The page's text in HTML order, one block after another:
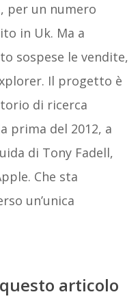
per un numero
in Uk. Ma a
sospese le vendite,
Il progetto è
di ricerca
prima del 2012, a
di Tony Fadell,
Che sta
un’unica
articolo